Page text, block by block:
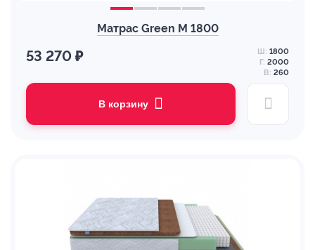
Матрас Green M 1800
53 270 ₽ Ш: 1800
Г: 2000
В: 260
В корзину